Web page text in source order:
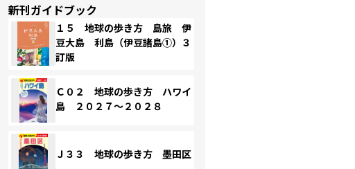
新刊ガイドブック
１５ 地球の歩き方 島旅 伊
豆大島 利島（伊豆諸島①）３
訂版
Ｃ０２ 地球の歩き方 ハワイ
島 ２０２７～２０２８
Ｊ３３ 地球の歩き方 墨田区